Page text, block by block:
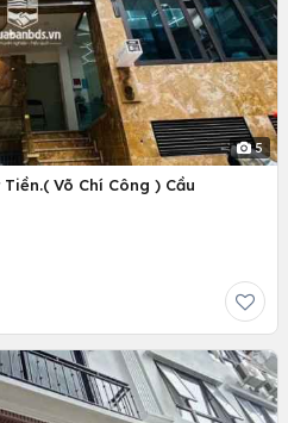
5
Võ Chí Công ) Cầu